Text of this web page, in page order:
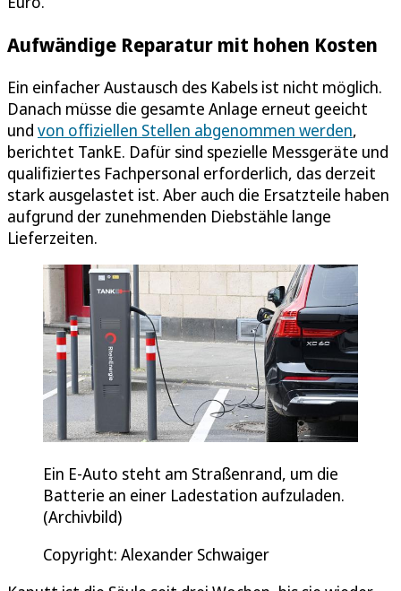
Aufwändige Reparatur mit hohen Kosten
Ein einfacher Austausch des Kabels ist nicht möglich.
Danach müsse die gesamte Anlage erneut geeicht
und von offiziellen Stellen abgenommen werden,
berichtet TankE. Dafür sind spezielle Messgeräte und
qualifiziertes Fachpersonal erforderlich, das derzeit
stark ausgelastet ist. Aber auch die Ersatzteile haben
aufgrund der zunehmenden Diebstähle lange
Lieferzeiten.
Ein E-Auto steht am Straßenrand, um die
Batterie an einer Ladestation aufzuladen.
(Archivbild)
Copyright: Alexander Schwaiger